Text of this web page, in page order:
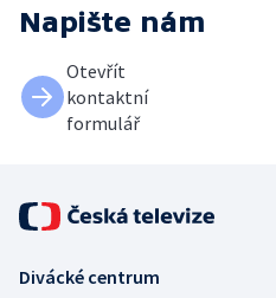
Napište nám
Otevřít
kontaktní
formulář
Divácké centrum